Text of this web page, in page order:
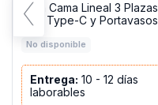
Sofá Cama Lineal 3 Plazas
USB Type-C y Portavasos
OSCURO
No disponible
Entrega: 10 - 12 días
laborables